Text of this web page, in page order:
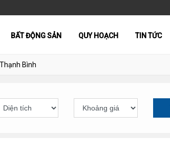
BẤT ĐỘNG SẢN QUY HOẠCH TIN TỨC
Thạnh Bình